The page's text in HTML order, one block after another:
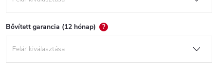
Bővített garancia (12 hónap) ?